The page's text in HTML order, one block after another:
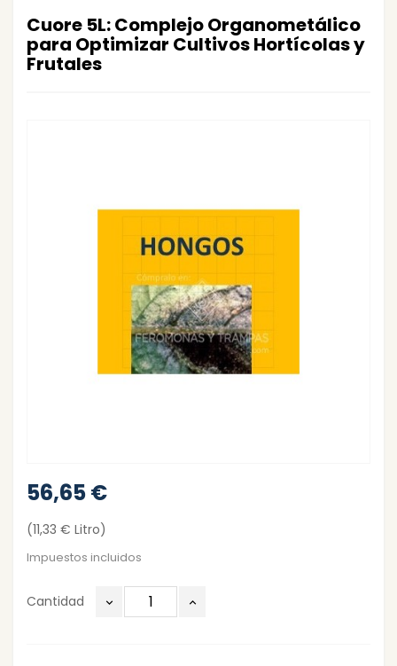
Cuore 5L: Complejo Organometálico
para Optimizar Cultivos Hortícolas y
Frutales
56,65 €
(11,33 € Litro)
Impuestos incluidos
Cantidad